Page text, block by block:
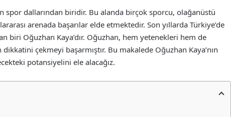
spor dallarından biridir. Bu alanda birçok sporcu, olağanüstü
arenada başarılar elde etmektedir. Son yıllarda Türkiye’de
biri Oğuzhan Kaya’dır. Oğuzhan, hem yetenekleri hem de
çekmeyi başarmıştır. Bu makalede Oğuzhan Kaya’nın
potansiyelini ele alacağız.